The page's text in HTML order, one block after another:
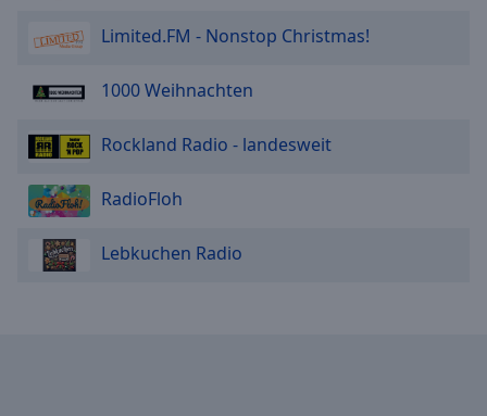
Limited.FM - Nonstop Christmas!
1000 Weihnachten
Rockland Radio - landesweit
RadioFloh
Lebkuchen Radio